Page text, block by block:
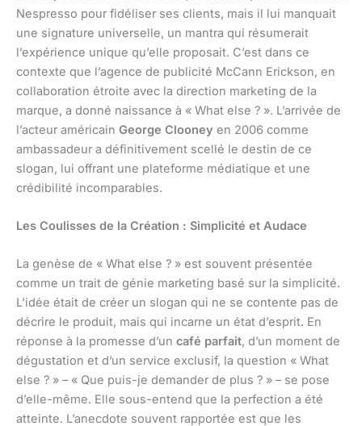
Nespresso pour fidéliser ses clients, mais il lui manquait
une signature universelle, un mantra qui résumerait
l’expérience unique qu’elle proposait. C’est dans ce
contexte que l’agence de publicité McCann Erickson, en
collaboration étroite avec la direction marketing de la
marque, a donné naissance à « What else ? ». L’arrivée de
l’acteur américain George Clooney en 2006 comme
ambassadeur a définitivement scellé le destin de ce
slogan, lui offrant une plateforme médiatique et une
crédibilité incomparables.
Les Coulisses de la Création : Simplicité et Audace
La genèse de « What else ? » est souvent présentée
comme un trait de génie marketing basé sur la simplicité.
L’idée était de créer un slogan qui ne se contente pas de
décrire le produit, mais qui incarne un état d’esprit. En
réponse à la promesse d’un café parfait, d’un moment de
dégustation et d’un service exclusif, la question « What
else ? » – « Que puis-je demander de plus ? » – se pose
d’elle-même. Elle sous-entend que la perfection a été
atteinte. L’anecdote souvent rapportée est que les